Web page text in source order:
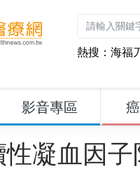
熱搜： 海福
影音專區
性凝血因